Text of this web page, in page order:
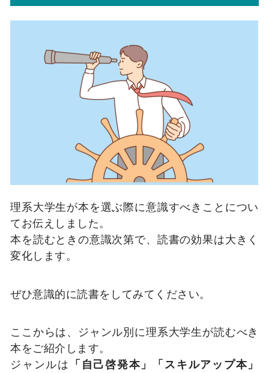
理系大学生が本を選ぶ際に意識すべきことについ
てお伝えしました。
本を読むときの意識次第で、読書の効果は大きく
変化します。
ぜひ意識的に読書をしてみてください。
ここからは、ジャンル別に理系大学生が読むべき
本をご紹介します。
ジャンルは 「自己啓発本」「スキルアップ本」